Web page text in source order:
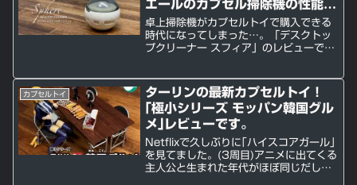
エールのカプセル掃除機の性能と
やらを。
卓上掃除機がカプセルトイで購入できる
時代になってしまった…。「デスクトッ
プクリーナー スフィア」のレビューです
カプセルトイ
ターリンの最新カプセルトイ！
｢極小シリーズ モッパン韓国グル
メ｣レビューです。
Netflixで久しぶりに｢ハイスコアガール｣
を見てました。(3周目)アニメに出てくる
主人公と生まれた年代がほぼ同じだし、